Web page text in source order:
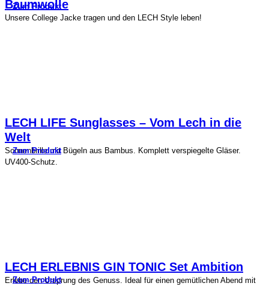
Baumwolle
Unsere College Jacke tragen und den LECH Style leben!
Zum Produkt
LECH LIFE Sunglasses – Vom Lech in die
Welt
Sonnenbrille mit Bügeln aus Bambus. Komplett verspiegelte Gläser.
UV400-Schutz.
Zum Produkt
LECH ERLEBNIS GIN TONIC Set Ambition
Erlebe den Ursprung des Genuss. Ideal für einen gemütlichen Abend mit
Zum Produkt